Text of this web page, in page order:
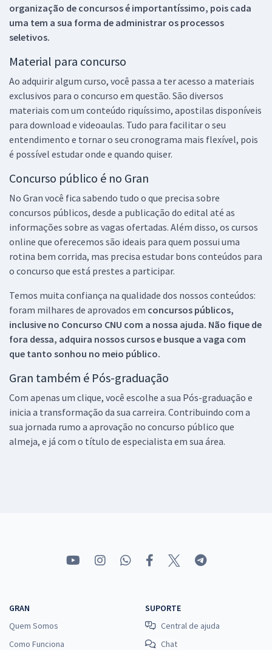
organização de concursos é importantíssimo, pois cada
uma tem a sua forma de administrar os processos
seletivos.
Material para concurso
Ao adquirir algum curso, você passa a ter acesso a materiais
exclusivos para o concurso em questão. São diversos
materiais com um conteúdo riquíssimo, apostilas disponíveis
para download e videoaulas. Tudo para facilitar o seu
entendimento e tornar o seu cronograma mais flexível, pois
é possível estudar onde e quando quiser.
Concurso público é no Gran
No Gran você fica sabendo tudo o que precisa sobre
concursos públicos, desde a publicação do edital até as
informações sobre as vagas ofertadas. Além disso, os cursos
online que oferecemos são ideais para quem possui uma
rotina bem corrida, mas precisa estudar bons conteúdos para
o concurso que está prestes a participar.
Temos muita confiança na qualidade dos nossos conteúdos:
foram milhares de aprovados em concursos públicos,
inclusive no Concurso CNU com a nossa ajuda. Não fique de
fora dessa, adquira nossos cursos e busque a vaga com
que tanto sonhou no meio público.
Gran também é Pós-graduação
Com apenas um clique, você escolhe a sua Pós-graduação e
inicia a transformação da sua carreira. Contribuindo com a
sua jornada rumo a aprovação no concurso público que
almeja, e já com o título de especialista em sua área.
GRAN
Quem Somos
Como Funciona
SUPORTE
Central de ajuda
Chat